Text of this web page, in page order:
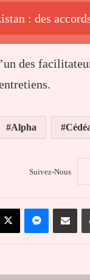
: des
des
Alpha
Suivez-Nous
X Messenger
Partager